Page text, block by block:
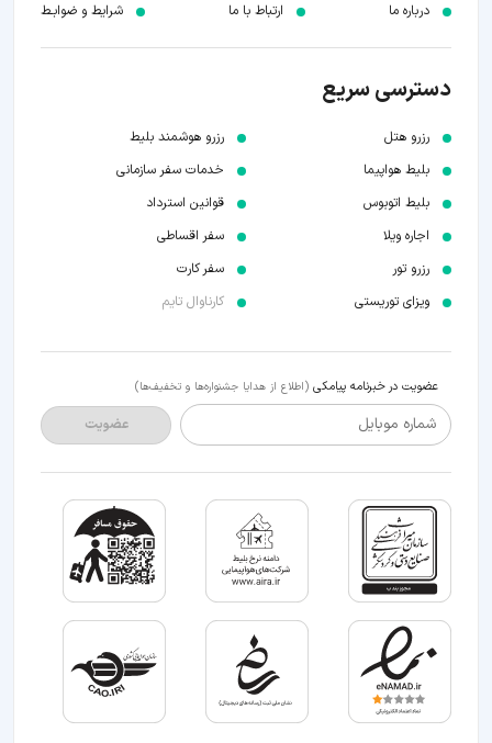
درباره ما ارتباط با ما شرایط و ضوابـط
دسترسی سریع
رزرو هتل
بلیط هواپیما
بلیط اتوبوس
اجاره ویلا
رزرو تور
ویزای توریستی
رزرو هوشمند بلیط
خدمات سفر سازمانی
قوانین استرداد
سفر اقساطی
سفر کارت
کارناوال تایم
عضویت در خبرنامه پیامکی (اطلاع از هدایا جشنواره‌ها و تخفیف‌ها)
شماره موبایل عضویت